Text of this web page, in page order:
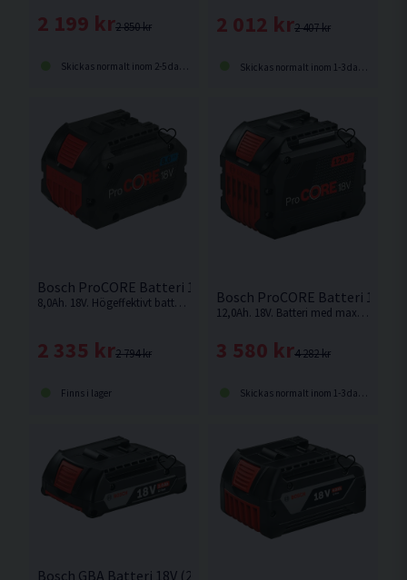
2 850 kr
2 199 kr
Skickas normalt inom 2-5 dagar
2 407 kr
2 012 kr
Skickas normalt inom 1-3 dagar
Bosch ProCORE Batteri 18V (8,0Ah)
8,0Ah. 18V. Högeffektivt batteri för upp till 2 000 W kabeleffekt.
2 794 kr
2 335 kr
Finns i lager
Bosch ProCORE Batteri 18V
12,0Ah. 18V. Batteri med maximal prestanda för upp till 2 000 W kabeldriven effekt och 12 Ah kapacitet för längre livslängd
4 282 kr
3 580 kr
Skickas normalt inom 1-3 dagar
Bosch GBA Batteri 18V (2,0Ah)